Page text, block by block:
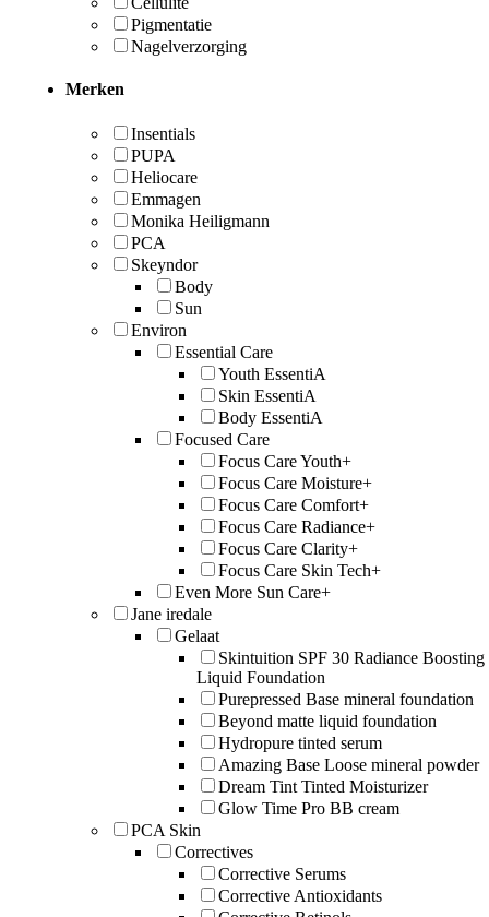
Pigmentatie
Nagelverzorging
Merken
Insentials
PUPA
Heliocare
Emmagen
Monika Heiligmann
PCA
Skeyndor
Body
Sun
Environ
Essential Care
Youth EssentiA
Skin EssentiA
Body EssentiA
Focused Care
Focus Care Youth+
Focus Care Moisture+
Focus Care Comfort+
Focus Care Radiance+
Focus Care Clarity+
Focus Care Skin Tech+
Even More Sun Care+
Jane iredale
Gelaat
Skintuition SPF 30 Radiance Boosting
Liquid Foundation
Purepressed Base mineral foundation
Beyond matte liquid foundation
Hydropure tinted serum
Amazing Base Loose mineral powder
Dream Tint Tinted Moisturizer
Glow Time Pro BB cream
PCA Skin
Correctives
Corrective Serums
Corrective Antioxidants